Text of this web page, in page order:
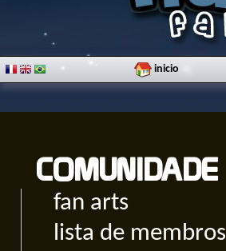
inicio
COMUNIDADE
fan arts
lista de membros